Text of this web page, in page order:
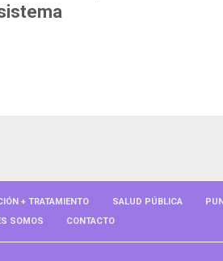
+ TRATAMIENTO SALUD PÚBLICA
SOMOS
CONTACTO